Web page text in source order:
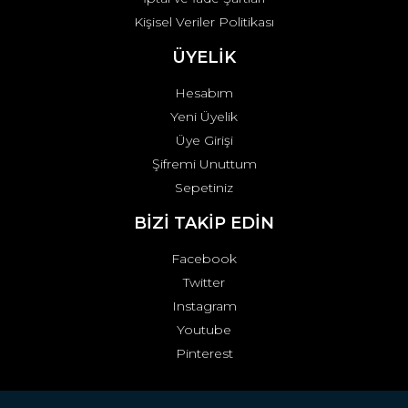
Kişisel Veriler Politikası
ÜYELİK
Hesabım
Yeni Üyelik
Üye Girişi
Şifremi Unuttum
Sepetiniz
BİZİ TAKİP EDİN
Facebook
Twitter
Instagram
Youtube
Pinterest